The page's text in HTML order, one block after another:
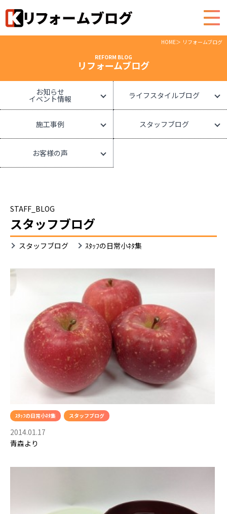
REFORM BLOG
リフォームブログ
HOME リフォームブログ
お知らせ
イベント情報 ライフスタイルブログ
施工事例 スタッフブログ
お客様の声
STAFF_BLOG
スタッフブログ
ｽ
ﾀ
ﾌ
日
スタッフブログ ｽﾀｯﾌの日常小ﾈﾀ集
ｽﾀｯﾌの日常小ﾈﾀ集 スタッフブログ
2014.01.17
青森より